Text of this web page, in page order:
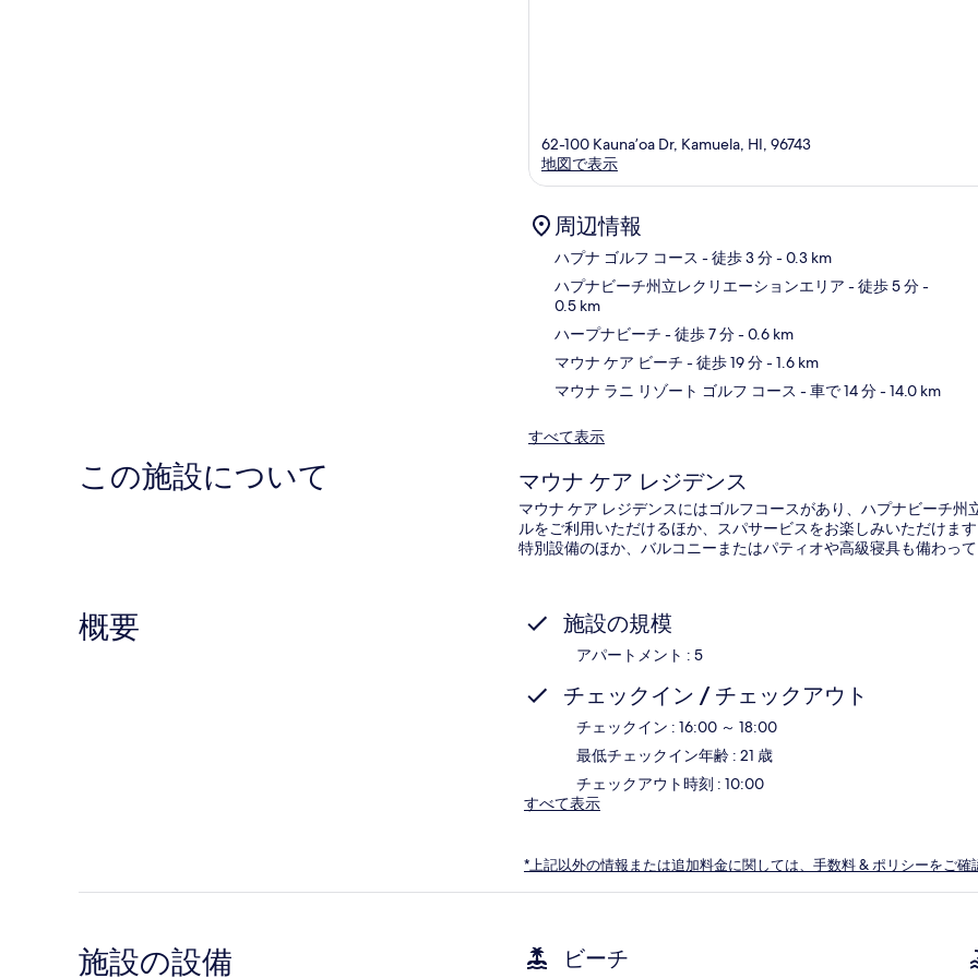
62-100 Kauna’oa Dr, Kamuela, HI, 96743
地図で表示
周辺情報
ハプナ ゴルフ コース - 徒歩 3 分- 0.3 km
ハプナビーチ州立レクリエーションエリア - 徒歩 5 分-
0.5 km
ハープナビーチ - 徒歩 7 分- 0.6 km
マウナ ケア ビーチ - 徒歩 19 分- 1.6 km
マウナ ラニ リゾート ゴルフ コース - 車で 14 分- 14.0 km
すべて表示
この施設について マウナ ケア レジデンス
マウナ ケア レジデンスにはゴルフコースがあり、ハプナビーチ
ルをご利用いただけるほか、スパサービスをお楽しみいただけま
特別設備のほか、バルコニーまたはパティオや高級寝具も備わっ
概要 施設の規模
アパートメント : 5
チェックイン / チェックアウト
チェックイン : 16:00 ～ 18:00
最低チェックイン年齢 : 21 歳
チェックアウト時刻 : 10:00
すべて表示
*上記以外の情報または追加料金に関しては、手数料 & ポリシーをご確
施設の設備 ビーチ